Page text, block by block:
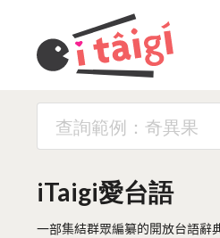
iTaigi愛台語
一部集結群眾編纂的開放台語辭